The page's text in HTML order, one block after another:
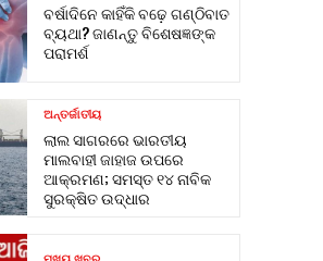
ବର୍ଷାଦିନେ କାହିଁକି ବଢ଼େ ଗଣ୍ଠିବାତ
ବ୍ୟଥା? ଜାଣନ୍ତୁ ବିଶେଷଜ୍ଞଙ୍କ
ପରାମର୍ଶ
ଅନ୍ତର୍ଜାତୀୟ
ଲାଲ ସାଗରରେ ଭାରତୀୟ
ମାଲବାହୀ ଜାହାଜ ଉପରେ
ଆକ୍ରମଣ; ସମସ୍ତ ୧୪ ନାବିକ
ସୁରକ୍ଷିତ ଉଦ୍ଧାର